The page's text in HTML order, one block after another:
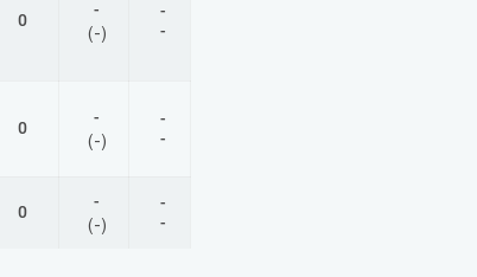
0
-
(-)
-
-
0
-
(-)
-
-
0
-
(-)
-
-